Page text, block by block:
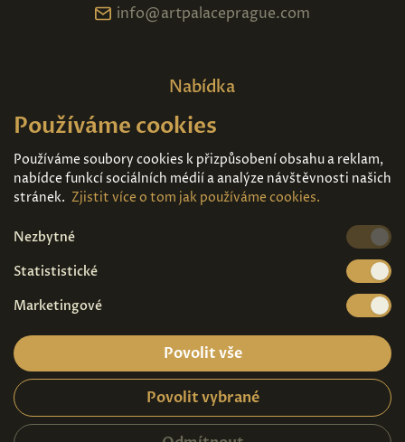
info@artpalaceprague.com
Nabídka
Domů
Expozice
Kontakt
Díla k prodeji
Vstupenky
2026© Copyright - Art Palace Prague s.r.o.
Ochrana osobních údajů|Návštěvní řád
Používáme cookies
Používáme soubory cookies k přizpůsobení obsahu a reklam,
nabídce funkcí sociálních médií a analýze návštěvnosti našich
stránek. Zjistit více o tom jak používáme cookies.
Nezbytné
Statististické
Marketingové
Povolit vše
Povolit vybrané